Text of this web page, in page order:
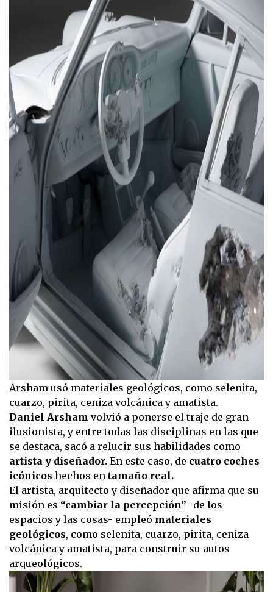
Arsham usó materiales geológicos, como selenita,
cuarzo, pirita, ceniza volcánica y amatista.
Daniel Arsham volvió a ponerse el traje de gran
ilusionista, y entre todas las disciplinas en las que
se destaca, sacó a relucir sus habilidades como
artista y diseñador. En este caso, de cuatro coches
icónicos hechos en tamaño real.
El artista, arquitecto y diseñador que afirma que su
misión es “cambiar la percepción” -de los
espacios y las cosas- empleó materiales
geológicos, como selenita, cuarzo, pirita, ceniza
volcánica y amatista, para construir su autos
arqueológicos.